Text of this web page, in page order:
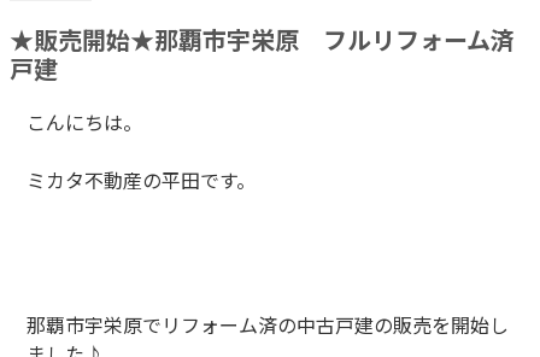
★販売開始★那覇市宇栄原 フルリフォーム済
戸建
こんにちは。
ミカタ不動産の平田です。
那覇市宇栄原でリフォーム済の中古戸建の販売を開始し